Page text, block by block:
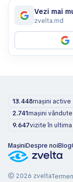
Vezi mai
zvelta.md
13.448mașini active
2.741mașini
9.647vizite în ultima
MașiniDespre noiBlog
© 2026 zvelta